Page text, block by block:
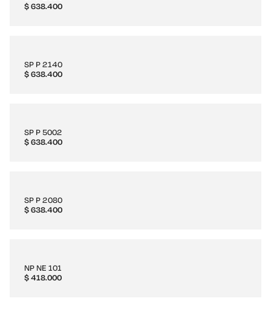
$638.400
SP P 2140
$638.400
SP P 5002
$638.400
SP P 2080
$638.400
NP NE 101
$418.000